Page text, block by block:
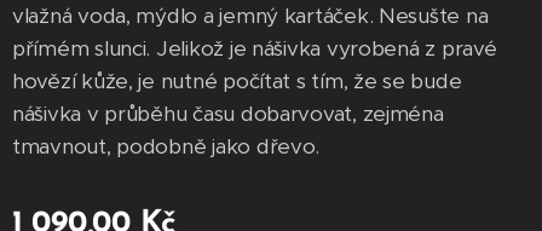
vlažná voda, mýdlo a jemný kartáček. Nesušte na
přímém slunci. Jelikož je nášivka vyrobená z pravé
hovězí kůže, je nutné počítat s tím, že se bude
nášivka v průběhu času dobarvovat, zejména
tmavnout, podobně jako dřevo.
1 090,00Kč